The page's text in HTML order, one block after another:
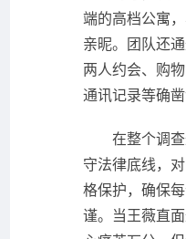
端的高档公寓
亲昵。团队还
两人约会、购
通讯记录等确凿
在整个调查
守法律底线，
格保护，确保
谨。当王薇直